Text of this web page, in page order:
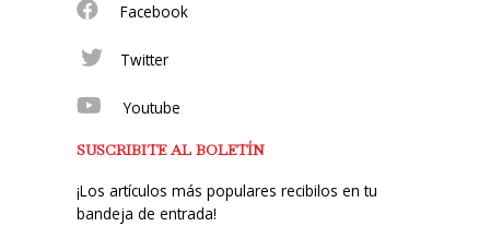
Facebook
Twitter
Youtube
SUSCRIBITE AL BOLETÍN
¡Los artículos más populares recibilos en tu
bandeja de entrada!